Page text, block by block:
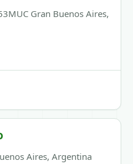
Gran Buenos Aires,
Aires, Argentina